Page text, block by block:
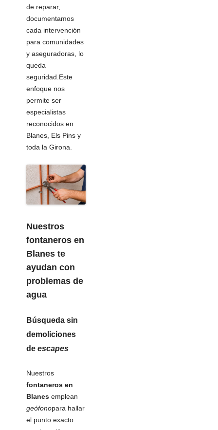
de reparar,
documentamos
cada intervención
para comunidades
y aseguradoras, lo
queda
seguridad.Este
enfoque nos
permite ser
especialistas
reconocidos en
Blanes, Els Pins y
toda la Girona.
Nuestros
fontaneros en
Blanes te
ayudan con
problemas de
agua
Búsqueda sin
demoliciones
de escapes
Nuestros
fontaneros en
Blanes emplean
geófonopara hallar
el punto exacto